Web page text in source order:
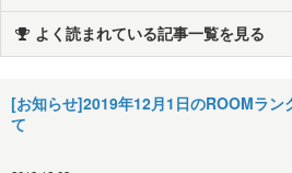
よく読まれている記事一覧を見る
[お知らせ]2019年12月1日のROOMラン
て